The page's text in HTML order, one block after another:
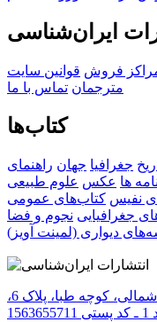
ایران‌شناسی
فروش قوانین سایت
مترجمان تماس با ما
کتاب‌ها
جغرافیا جهان راهنمای
ها عکس علوم طبیعی
نفیس کتاب‌های عمومی
جغرافیایی نجوم و فضا
دیواری (لمینت آویز)
تهران - خیابان طالقانی، خیابان بهار شمالی، کوچه طبا، پلاک 6،